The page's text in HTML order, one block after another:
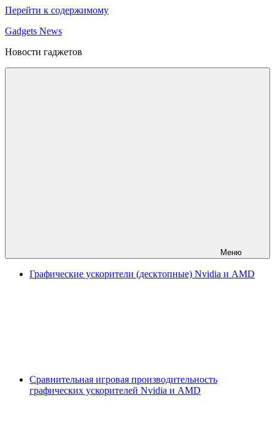
Перейти к содержимому
Gadgets News
Новости гаджетов
Меню
Графические ускорители (десктопные) Nvidia и AMD
Сравнительная игровая производительность
графических ускорителей Nvidia и AMD